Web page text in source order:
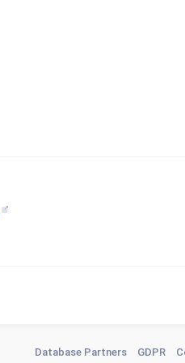
Database Partners GDPR